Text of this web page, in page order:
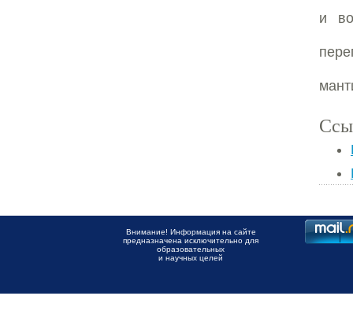
и
Внимание! Информация на сайте
предназначена исключительно для
образовательных
и научных целей